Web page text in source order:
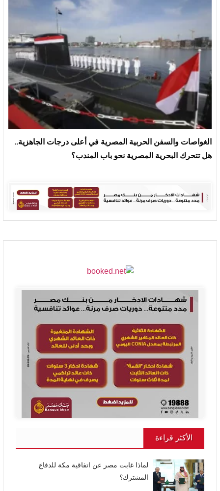
الغواصات والسفن الحربية المصرية في أعلى درجات الجاهزية..
هل تتحرك البحرية المصرية نحو باب المندب؟
الأكثر قراءة
لماذا غابت مصر عن اتفاقية مكة للدفاع
المشترك؟